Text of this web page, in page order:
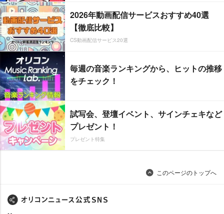
2026年動画配信サービスおすすめ40選
【徹底比較】
CS動画配信サービス20選
毎週の音楽ランキングから、ヒットの推移
をチェック！
試写会、登壇イベント、サインチェキなど
プレゼント！
プレゼント特集
このページのトップへ